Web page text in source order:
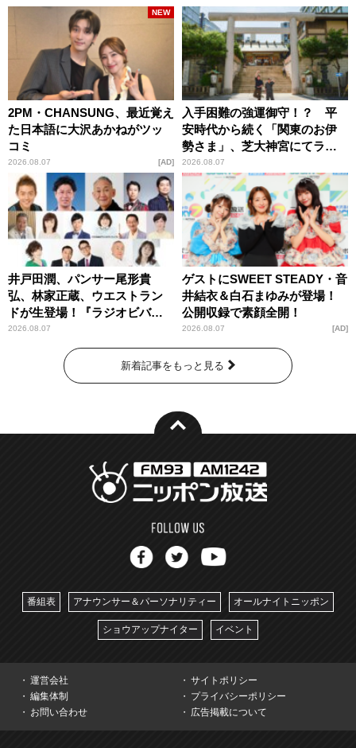
2PM・CHANSUNG、最近覚え
た日本語に大沢あかねがツッ
コミ
2026.08.07
NEW
AD
入手困難の強運御守！？ 平
安時代から続く「関東のお伊
勢さま」、芝大神宮にてラン
パンプスが合格祈願！
2026.08.07
井戸田潤、パンサー尾形貴
弘、林家正蔵、ウエストラン
ドが生登場！『ラジオビバリ
ー昼ズ』
2026.08.07
ゲストにSWEET STEADY・音
井結衣＆白石まゆみが登場！
公開収録で素顔全開！
2026.08.07 AD
新着記事をもっと見る
番組表 アナウンサー＆パーソナリティー オールナイトニッポン
ショウアップナイター イベント
運営会社
サイトポリシー
編集体制
プライバシーポリシー
お問い合わせ
広告掲載について